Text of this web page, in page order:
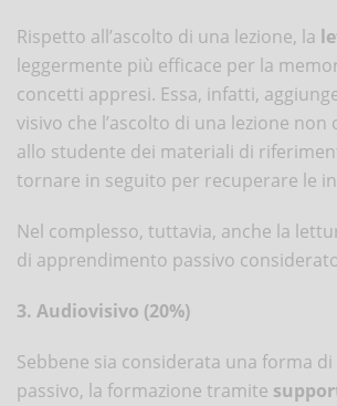
Rispetto all’ascolto di una lezione, la
leggermente più efficace per la
concetti appresi. Essa, infatti,
visivo che l’ascolto di una lezione
allo studente dei materiali di
tornare in seguito per recuperare le
Nel complesso, tuttavia, anche la
di apprendimento passivo
3. Audiovisivo (20%)
Sebbene sia considerata una forma
passivo, la formazione tramite